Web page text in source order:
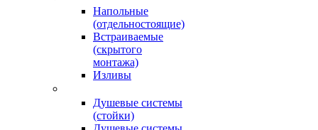
Напольные
(отдельностоящие)
Встраиваемые
(скрытого
монтажа)
Изливы
Душевые системы
(стойки)